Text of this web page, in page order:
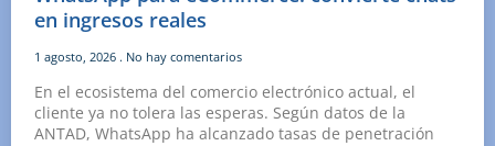
en ingresos reales
1 agosto, 2026 No hay comentarios
En el ecosistema del comercio electrónico actual, el
cliente ya no tolera las esperas. Según datos de la
ANTAD, WhatsApp ha alcanzado tasas de penetración